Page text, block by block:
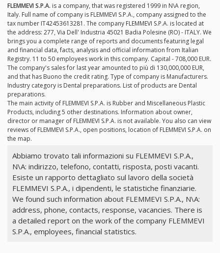
FLEMMEVI S.P.A. is a company, that was registered 1999 in N\A region,
Italy. Full name of company is FLEMMEVI S.P.A., company assigned to the
tax number IT42453613281. The company FLEMMEVI S.P.A. is located at
the address: 277, Via Dell' Industria 45021 Badia Polesine (RO) - ITALY. We
brings you a complete range of reports and documents featuring legal
and financial data, facts, analysis and official information from Italian
Registry. 11 to 50 employees work in this company. Capital - 708,000 EUR.
The company's sales for last year amounted to più di 130,000,000 EUR,
and that has Buono the credit rating. Type of company is Manufacturers.
Industry category is Dental preparations. List of products are Dental
preparations.
The main activity of FLEMMEVI S.P.A. is Rubber and Miscellaneous Plastic
Products, including 5 other destinations. Information about owner,
director or manager of FLEMMEVI S.P.A. is not available. You also can view
reviews of FLEMMEVI S.P.A., open positions, location of FLEMMEVI S.P.A. on
the map.
Abbiamo trovato tali informazioni su FLEMMEVI S.P.A.,
N\A: indirizzo, telefono, contatti, risposta, posti vacanti.
Esiste un rapporto dettagliato sul lavoro della società
FLEMMEVI S.P.A., i dipendenti, le statistiche finanziarie.
We found such information about FLEMMEVI S.P.A., N\A:
address, phone, contacts, response, vacancies. There is
a detailed report on the work of the company FLEMMEVI
S.P.A., employees, financial statistics.